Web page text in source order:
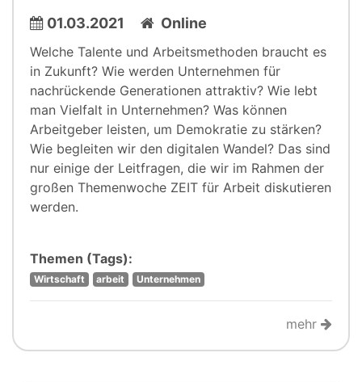
01.03.2021 Online
Welche Talente und Arbeitsmethoden braucht es
in Zukunft? Wie werden Unternehmen für
nachrückende Generationen attraktiv? Wie lebt
man Vielfalt in Unternehmen? Was können
Arbeitgeber leisten, um Demokratie zu stärken?
Wie begleiten wir den digitalen Wandel? Das sind
nur einige der Leitfragen, die wir im Rahmen der
großen Themenwoche ZEIT für Arbeit diskutieren
werden.
Themen (Tags):
Wirtschaft arbeit Unternehmen
mehr